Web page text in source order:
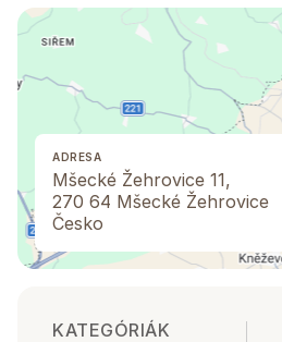
ADRESA
Mšecké Žehrovice 11,
270 64 Mšecké Žehrovice
Česko
KATEGÓRIÁK